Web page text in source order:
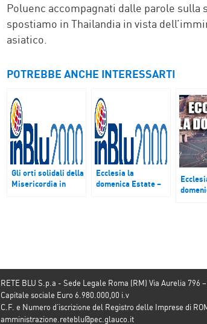
Poluenc accompagnati dalle parole sulla
spostiamo in Thailandia in vista
asiatico.
POTREBBE ANCHE INTERESSARTI
Gli orti solidali della
Misericordia in
Ecclesia la
domenica Estate –
RETE BLU S.p.a - Sede Legale Roma (RM) Via Aurelia 796
Capitale sociale Euro 6.980.000,00 i.v
C.F. e Numero d’iscrizione del Registro delle Imprese di
amministrazione.reteblu@pec.glauco.it